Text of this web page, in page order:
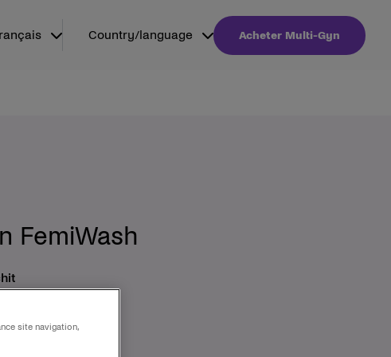
Country/language Acheter Multi-Gyn
FemiWash
:
site navigation,